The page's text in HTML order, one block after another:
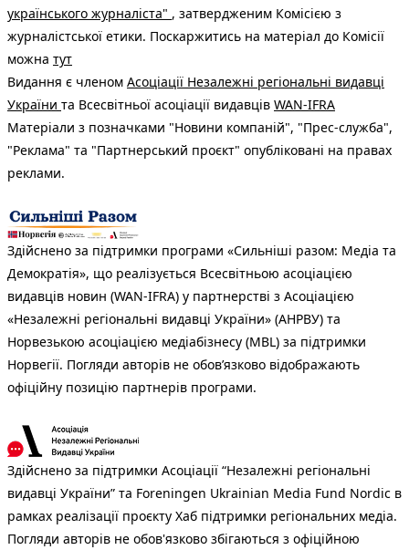
українського журналіста" , затвердженим Комісією з
журналістської етики. Поскаржитись на матеріал до Комісії
можна тут
Видання є членом Асоціації Незалежні регіональні видавці
України та Всесвітньої асоціації видавців WAN-IFRA
Матеріали з позначками "Новини компаній", "Прес-служба",
"Реклама" та "Партнерський проєкт" опубліковані на правах
реклами.
Здійснено за підтримки програми «Сильніші разом: Медіа та
Демократія», що реалізується Всесвітньою асоціацією
видавців новин (WAN-IFRA) у партнерстві з Асоціацією
«Незалежні регіональні видавці України» (АНРВУ) та
Норвезькою асоціацією медіабізнесу (MBL) за підтримки
Норвегії. Погляди авторів не обов’язково відображають
офіційну позицію партнерів програми.
Здійснено за підтримки Асоціації “Незалежні регіональні
видавці України” та Foreningen Ukrainian Media Fund Nordic в
рамках реалізації проєкту Хаб підтримки регіональних медіа.
Погляди авторів не обов'язково збігаються з офіційною